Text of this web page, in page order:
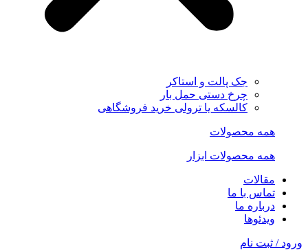
جک پالت و استاکر
چرخ دستی حمل بار
کالسکه یا ترولی خرید فروشگاهی
همه محصولات
همه محصولات ابزار
مقالات
تماس با ما
درباره ما
ویدئوها
ورود / ثبت نام